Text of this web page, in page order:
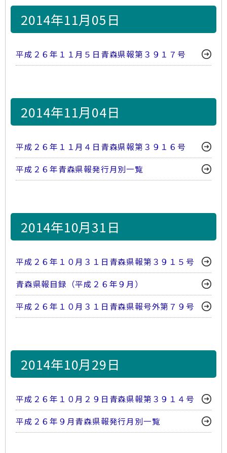
2014年11月05日
平成２６年１１月５日青森県報第３９１７号
2014年11月04日
平成２６年１１月４日青森県報第３９１６号
平成２６年青森県報発行月別一覧
2014年10月31日
平成２６年１０月３１日青森県報第３９１５号
青森県報目録（平成２６年９月）
平成２６年１０月３１日青森県報号外第７９号
2014年10月29日
平成２６年１０月２９日青森県報第３９１４号
平成２６年９月青森県報発行月別一覧